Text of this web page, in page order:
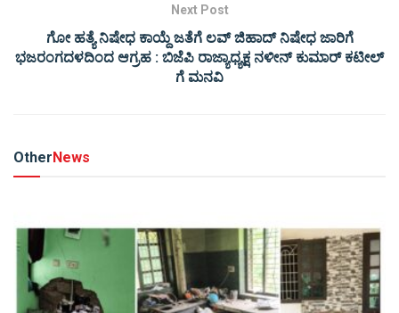
Next Post
ಗೋ ಹತ್ಯೆ ನಿಷೇಧ ಕಾಯ್ದೆ ಜತೆಗೆ ಲವ್ ಜಿಹಾದ್ ನಿಷೇಧ ಜಾರಿಗೆ
ಭಜರಂಗದಳದಿಂದ ಆಗ್ರಹ : ಬಿಜೆಪಿ ರಾಜ್ಯಾಧ್ಯಕ್ಷ ನಳೀನ್ ಕುಮಾರ್ ಕಟೀಲ್
ಗೆ ಮನವಿ
OtherNews